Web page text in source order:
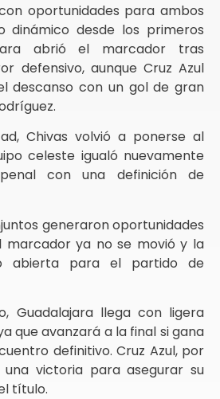
oportunidades para ambos
dinámico desde los primeros
abrió el marcador tras
defensivo, aunque Cruz Azul
descanso con un gol de gran
Chivas volvió a ponerse al
celeste igualó nuevamente
con una definición de
generaron oportunidades
marcador ya no se movió y la
abierta para el partido de
Guadalajara llega con ligera
que avanzará a la final si gana
definitivo. Cruz Azul, por
victoria para asegurar su
título.